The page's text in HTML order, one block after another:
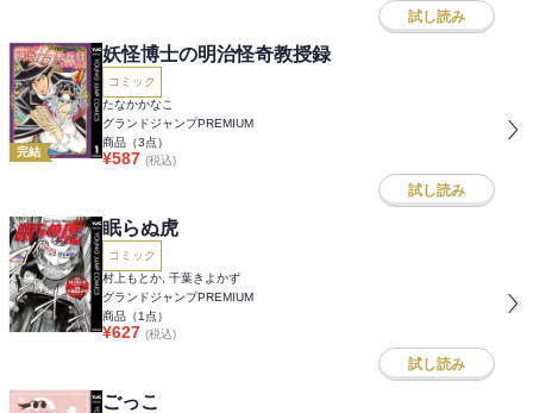
試し読み
完結
妖怪博士の明治怪奇教授録
コミック
たなかかなこ
グランドジャンプPREMIUM
商品（3点）
¥587 (税込)
試し読み
眠らぬ虎
コミック
村上もとか, 千葉きよかず
グランドジャンプPREMIUM
商品（1 点）
¥627 (税込)
試し読み
ごっこ